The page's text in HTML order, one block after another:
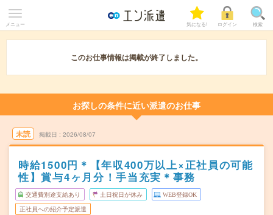
メニュー 気になる! ログイン 検索
このお仕事情報は掲載が終了しました。
お探しの条件に近い派遣のお仕事
未読 掲載日 2026/08/07
時給1500円＊【年収400万以上×正社員の可能
性】賞与4ヶ月分！手当充実＊事務
交通費別途支給あり 土日祝日が休み WEB登録OK
正社員への紹介予定派遣